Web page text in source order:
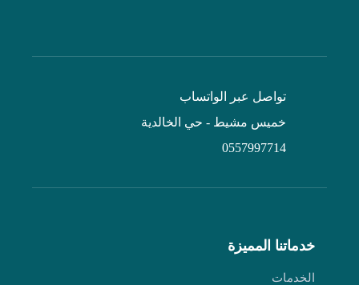
تواصل عبر الواتساب
خميس مشيط - حي الخالدية
0557997714
خدماتنا المميزة
الخدمات